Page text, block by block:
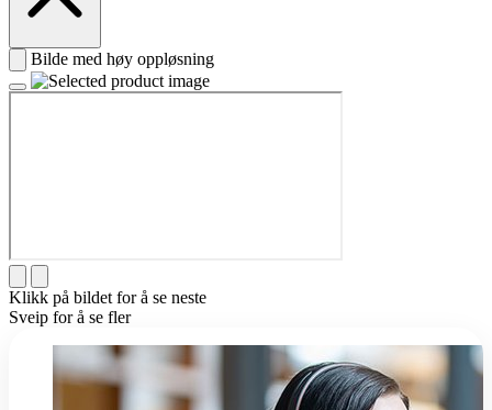
Bilde med høy oppløsning
Klikk på bildet for å se neste
Sveip for å se fler